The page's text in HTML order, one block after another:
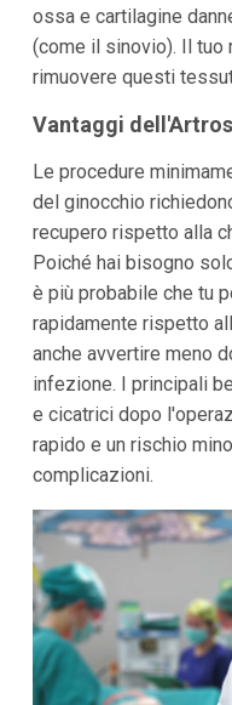
ossa e cartilagine
(come il sinovio). Il
rimuovere questi
Vantaggi
Le procedure
del ginocchio
recupero rispetto alla
Poiché hai bisogno
è più probabile che tu
rapidamente rispetto
anche avvertire meno
infezione. I principali
e cicatrici dopo
rapido e un rischio
complicazioni.